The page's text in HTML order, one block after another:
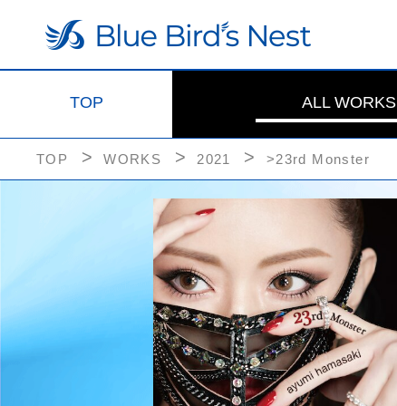
TOP ALL WORKS
TOP WORKS 2021 >23rd Monster